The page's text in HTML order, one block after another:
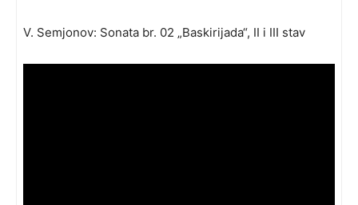
V. Semjonov: Sonata br. 02 „Baskirijada“, II i III stav